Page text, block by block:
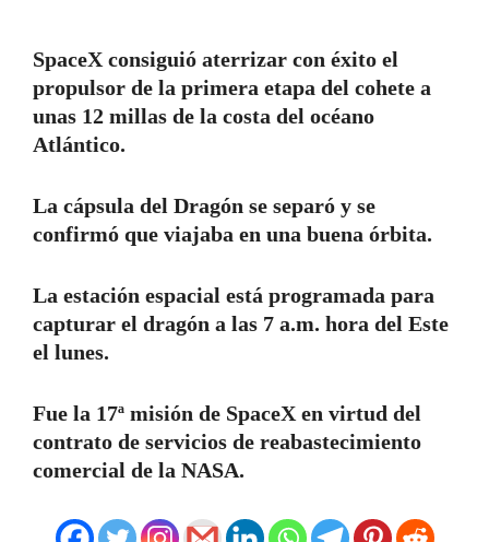
SpaceX consiguió aterrizar con éxito el
propulsor de la primera etapa del cohete a
unas 12 millas de la costa del océano
Atlántico.
La cápsula del Dragón se separó y se
confirmó que viajaba en una buena órbita.
La estación espacial está programada para
capturar el dragón a las 7 a.m. hora del Este
el lunes.
Fue la 17ª misión de SpaceX en virtud del
contrato de servicios de reabastecimiento
comercial de la NASA.